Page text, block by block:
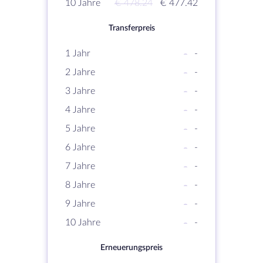
10 Jahre € 478.24 € 477.42
Transferpreis
1 Jahr -
-
2 Jahre
-
-
3 Jahre
-
-
4 Jahre
-
-
5 Jahre
-
-
6 Jahre
-
-
7 Jahre
-
-
8 Jahre
-
-
9 Jahre
-
-
10 Jahre
- -
Erneuerungspreis